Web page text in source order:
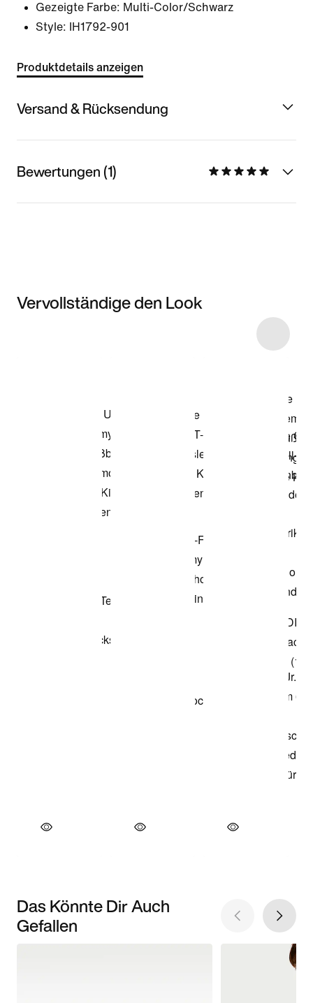
Gezeigte Farbe: Multi-Color/Schwarz
Style:
IH1792-901
Produktdetails anzeigen
Versand & Rücksendung
Bewertungen (1)
Vervollständige den Look
Das Könnte Dir Auch
Gefallen